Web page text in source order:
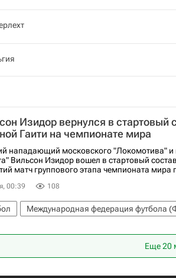
Изидор вернулся в стартовый
Гаити на чемпионате мира
нападающий московского "Локомотива" и
Вильсон Изидор вошел в стартовый
матч группового этапа чемпионата мира
00:39 108
Международная федерация футбола
Еще 20